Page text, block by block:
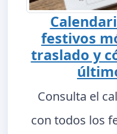
festivos
traslado y
Consulta el
con todos los